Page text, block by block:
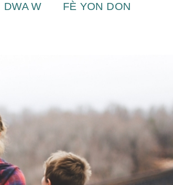
DWA W FÈ YON DON